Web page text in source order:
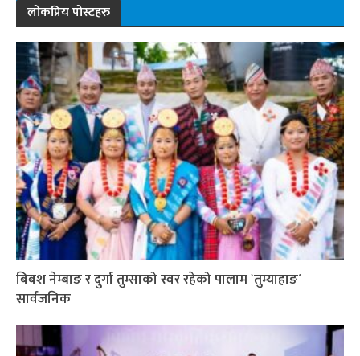
लोकप्रिय पोस्टहरु
बिबश नेम्बाङ र दुर्गा तुम्साको स्वर रहेको पालाम `तुम्याहाङ´
सार्वजनिक